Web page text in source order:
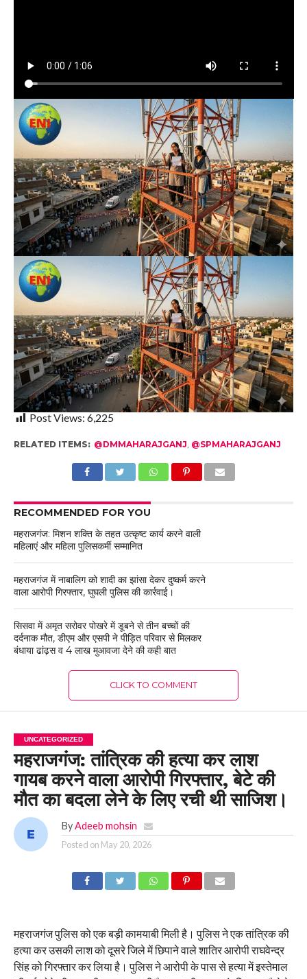
Post Views: 6,225
RELATED ITEMS: @DMMAHARAJGANJ @SPMAHARAJGANJ
RECOMMENDED FOR YOU
महराजगंज: मिशन शक्ति के तहत उत्कृष्ट कार्य करने वाली
महिलाएं और महिला पुलिसकर्मी सम्मानित
महराजगंज में नाबालिग को शादी का झांसा देकर दुष्कर्म करने
वाला आरोपी गिरफ्तार, घुघली पुलिस की कार्रवाई।
सिसवा में अमृत सरोवर पोखरे में डूबने से तीन बच्चों की
दर्दनाक मौत, डीएम और एसपी ने पीड़ित परिवार से मिलकर
बंधाया ढांढ़स व 4 लाख मुआवजा देने की कही बात
CLICK TO COMMENT
UNCATEGORIZED
महराजगंज: तांत्रिक की हत्या कर लाश
गायब करने वाला आरोपी गिरफ्तार, बेटे की
मौत का बदला लेने के लिए रची थी साजिश।
By Adeeb mohsin
Posted on May 20, 2026
महराजगंज पुलिस को एक बड़ी कामयाबी मिली है। पुलिस ने एक तांत्रिक की
हत्या कर उसकी लाश को दूसरे जिले में छिपाने वाले शातिर आरोपी राघवेन्द्र
सिंह को गिरफ्तार कर लिया है। पुलिस ने आरोपी के पास से हत्या में इस्तेमाल